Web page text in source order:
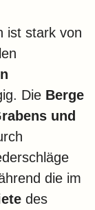
ist stark von
Die Berge
und
die im
des